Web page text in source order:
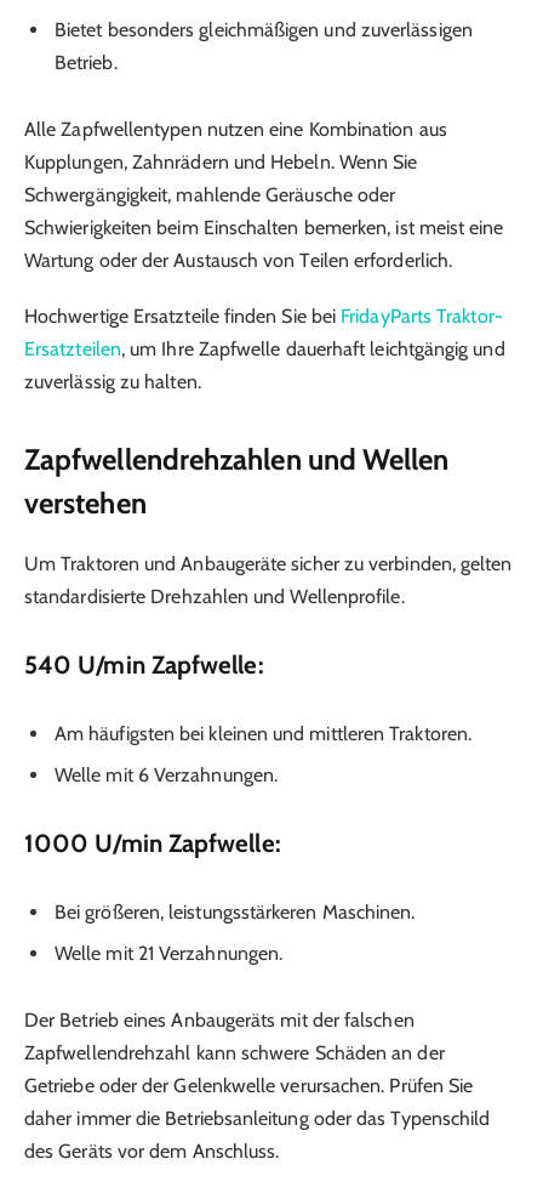
Bietet besonders gleichmäßigen und zuverlässigen
Betrieb.
Alle Zapfwellentypen nutzen eine Kombination aus
Kupplungen, Zahnrädern und Hebeln. Wenn Sie
Schwergängigkeit, mahlende Geräusche oder
Schwierigkeiten beim Einschalten bemerken, ist meist eine
Wartung oder der Austausch von Teilen erforderlich.
Hochwertige Ersatzteile finden Sie bei FridayParts Traktor-
Ersatzteilen, um Ihre Zapfwelle dauerhaft leichtgängig und
zuverlässig zu halten.
Zapfwellendrehzahlen und Wellen
verstehen
Um Traktoren und Anbaugeräte sicher zu verbinden, gelten
standardisierte Drehzahlen und Wellenprofile.
540 U/min Zapfwelle:
Am häufigsten bei kleinen und mittleren Traktoren.
Welle mit 6 Verzahnungen.
1000 U/min Zapfwelle:
Bei größeren, leistungsstärkeren Maschinen.
Welle mit 21 Verzahnungen.
Der Betrieb eines Anbaugeräts mit der falschen
Zapfwellendrehzahl kann schwere Schäden an der
Getriebe oder der Gelenkwelle verursachen. Prüfen Sie
daher immer die Betriebsanleitung oder das Typenschild
des Geräts vor dem Anschluss.